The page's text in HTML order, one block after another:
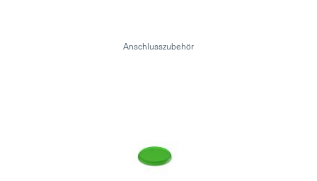
Anschlusszubehör